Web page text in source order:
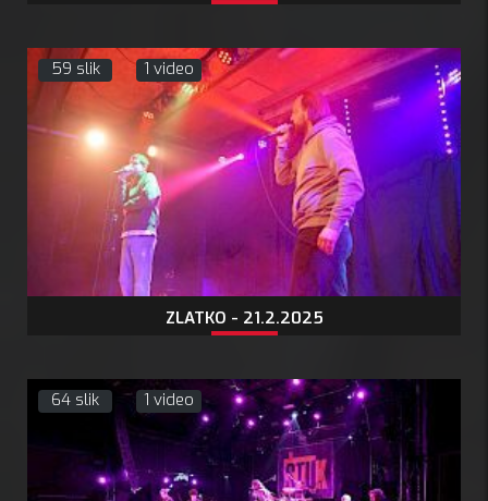
59 slik 1 video
ZLATKO - 21.2.2025
64 slik 1 video